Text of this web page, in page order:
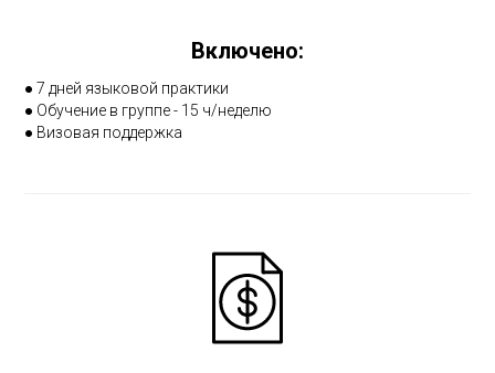
Включено:
● 7 дней языковой практики
● Обучение в группе - 15 ч/неделю
● Визовая поддержка